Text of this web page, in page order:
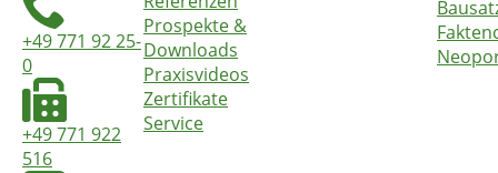
+49 771 92 25-
0
+49 771 922
516
Prospekte &
Downloads
Praxisvideos
Zertifikate
Service